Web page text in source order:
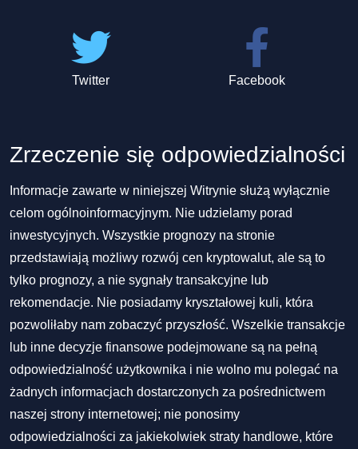
Twitter Facebook
Zrzeczenie się odpowiedzialności
Informacje zawarte w niniejszej Witrynie służą wyłącznie
celom ogólnoinformacyjnym. Nie udzielamy porad
inwestycyjnych. Wszystkie prognozy na stronie
przedstawiają możliwy rozwój cen kryptowalut, ale są to
tylko prognozy, a nie sygnały transakcyjne lub
rekomendacje. Nie posiadamy kryształowej kuli, która
pozwoliłaby nam zobaczyć przyszłość. Wszelkie transakcje
lub inne decyzje finansowe podejmowane są na pełną
odpowiedzialność użytkownika i nie wolno mu polegać na
żadnych informacjach dostarczonych za pośrednictwem
naszej strony internetowej; nie ponosimy
odpowiedzialności za jakiekolwiek straty handlowe, które